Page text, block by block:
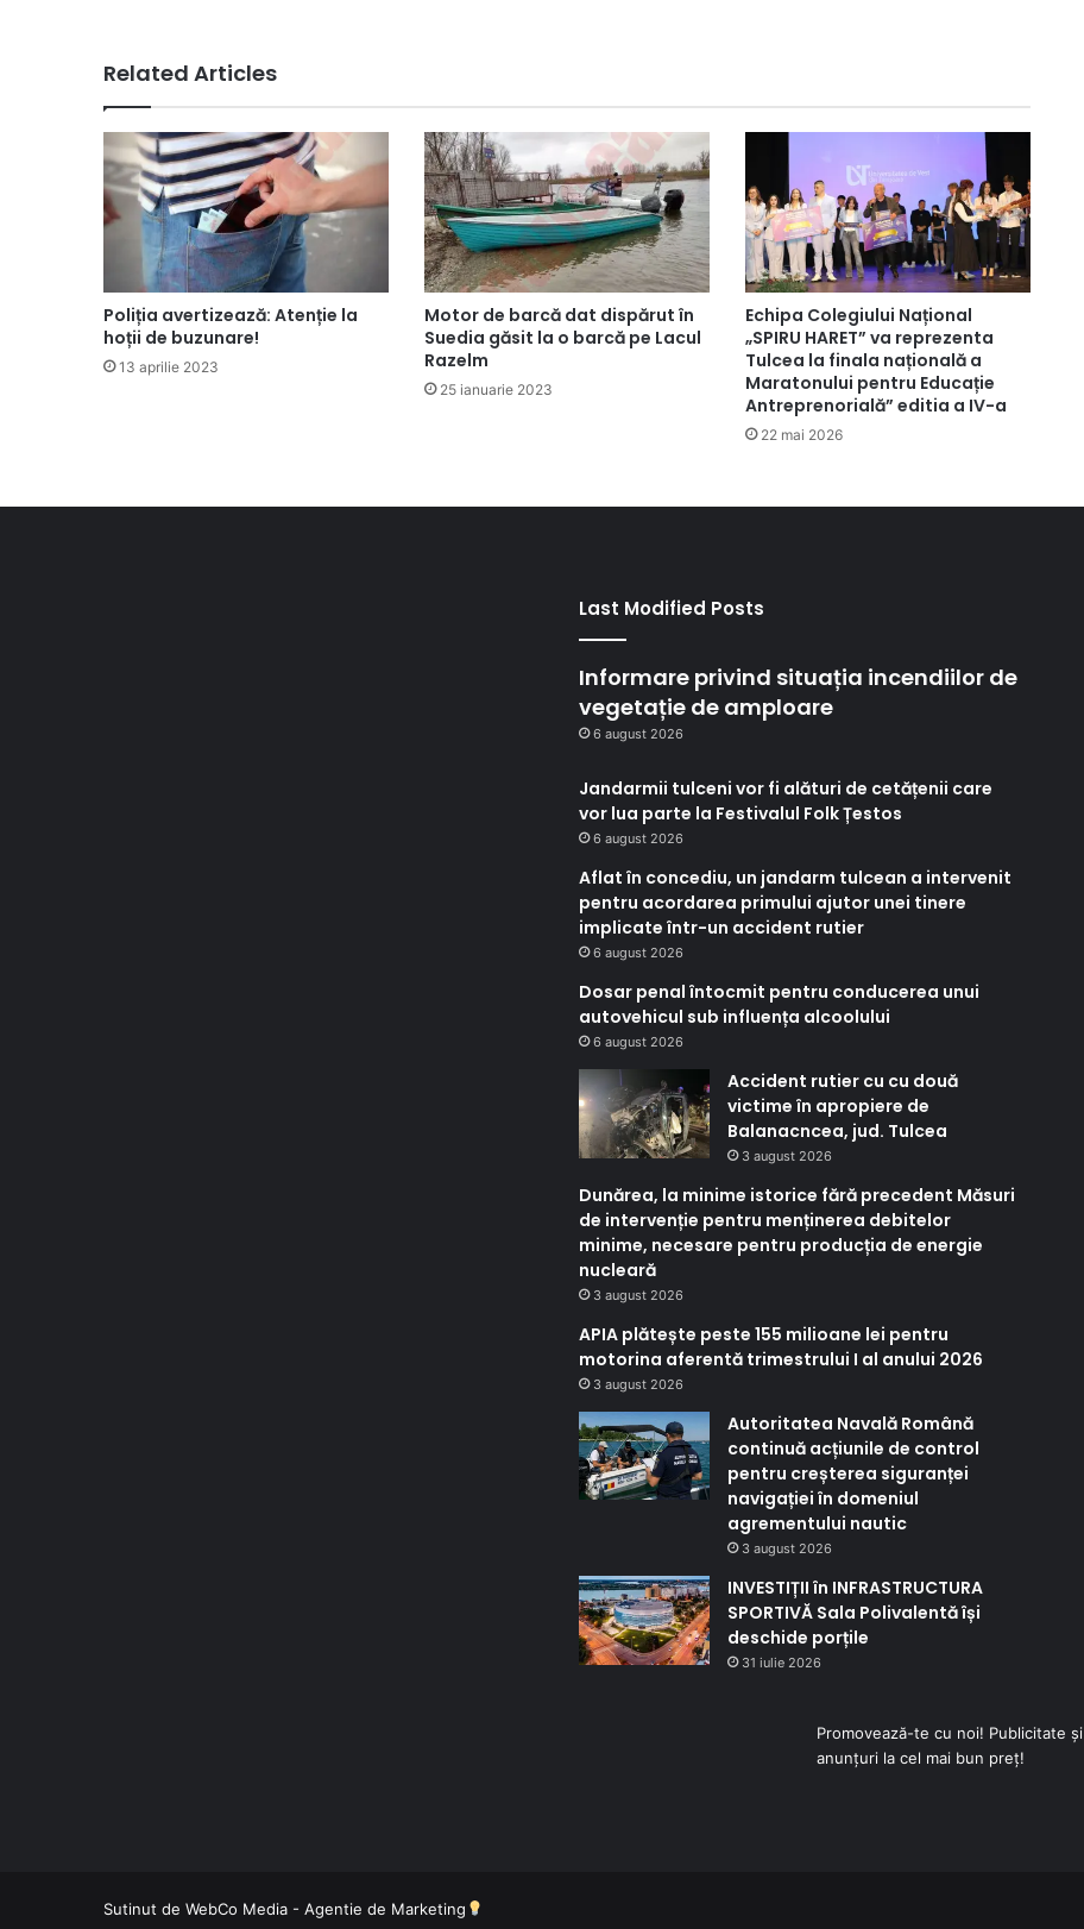
Related Articles
Poliția avertizează: Atenție la
hoții de buzunare!
13 aprilie 2023
Motor de barcă dat dispărut în
Suedia găsit la o barcă pe Lacul
Razelm
25 ianuarie 2023
Echipa Colegiului Național
„SPIRU HARET” va reprezenta
Tulcea la finala națională a
Maratonului pentru Educație
Antreprenorială” editia a IV-a
22 mai 2026
Last Modified Posts
Informare privind situația incendiilor de
vegetație de amploare
6 august 2026
Jandarmii tulceni vor fi alături de cetățenii care
vor lua parte la Festivalul Folk Țestos
6 august 2026
Aflat în concediu, un jandarm tulcean a intervenit
pentru acordarea primului ajutor unei tinere
implicate într-un accident rutier
6 august 2026
Dosar penal întocmit pentru conducerea unui
autovehicul sub influența alcoolului
6 august 2026
Accident rutier cu cu două
victime în apropiere de
Balanacncea, jud. Tulcea
3 august 2026
Dunărea, la minime istorice fără precedent Măsuri
de intervenție pentru menținerea debitelor
minime, necesare pentru producția de energie
nucleară
3 august 2026
APIA plătește peste 155 milioane lei pentru
motorina aferentă trimestrului I al anului 2026
3 august 2026
Autoritatea Navală Română
continuă acțiunile de control
pentru creșterea siguranței
navigației în domeniul
agrementului nautic
3 august 2026
INVESTIȚII în INFRASTRUCTURA
SPORTIVĂ Sala Polivalentă își
deschide porțile
31 iulie 2026
Promovează-te cu noi! Publicitate și
anunțuri la cel mai bun preț!
Sutinut de WebCo Media - Agentie de Marketing